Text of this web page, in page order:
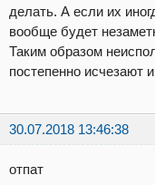
делать. А если их
вообще будет
Таким образом
постепенно исчезают
30.07.2018 13:46:38
отпат